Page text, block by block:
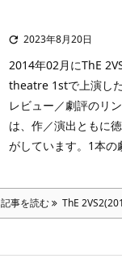
 2023年8月20日
2014年02月にThE
theatre 1stで上演し
レビュー／劇評のリ
は、作／演出ともに
がしています。1本の
記事を読む ThE